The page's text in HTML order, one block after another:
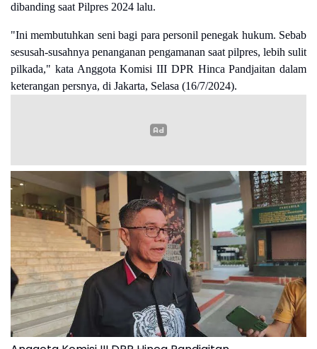
dibanding saat Pilpres 2024 lalu.
"Ini membutuhkan seni bagi para personil penegak hukum. Sebab
sesusah-susahnya penanganan pengamanan saat pilpres, lebih sulit
pilkada," kata Anggota Komisi III DPR Hinca Pandjaitan dalam
keterangan persnya, di Jakarta, Selasa (16/7/2024).